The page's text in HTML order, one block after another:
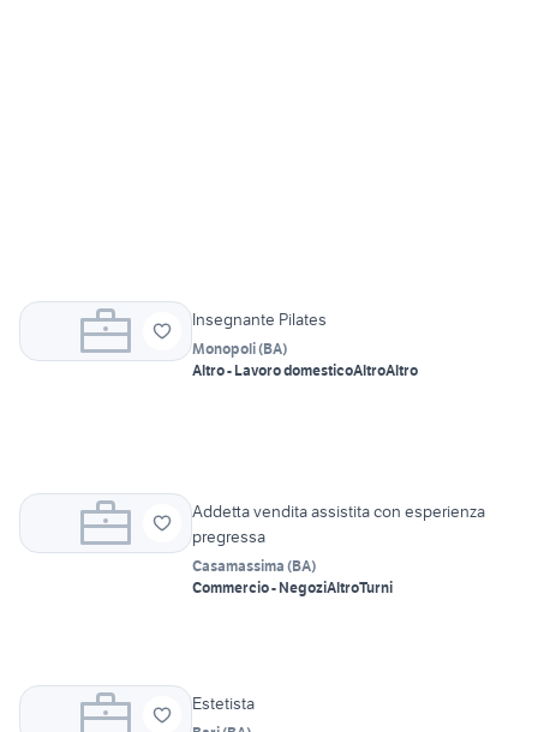
Insegnante Pilates
Monopoli(BA)
Altro - Lavoro domesticoAltroAltro
Addetta vendita assistita con esperienza
pregressa
Casamassima (BA)
Commercio - NegoziAltroTurni
Estetista